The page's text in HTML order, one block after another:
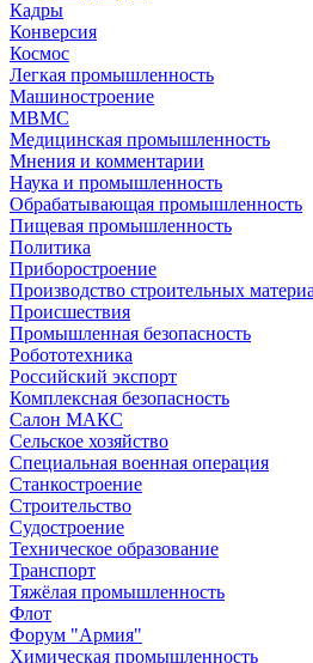
Кадры
Конверсия
Космос
Легкая промышленность
Машиностроение
МВМС
Медицинская промышленность
Мнения и комментарии
Наука и промышленность
Обрабатывающая промышленность
Пищевая промышленность
Политика
Приборостроение
Производство строительных
Происшествия
Промышленная безопасность
Робототехника
Российский экспорт
Комплексная безопасность
Салон МАКС
Сельское хозяйство
Специальная военная операция
Станкостроение
Строительство
Судостроение
Техническое образование
Транспорт
Тяжёлая промышленность
Флот
Форум "Армия"
Химическая промышленность